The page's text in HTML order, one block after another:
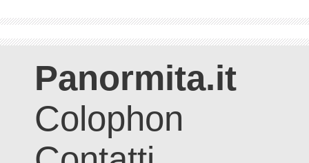
Panormita.it
Colophon